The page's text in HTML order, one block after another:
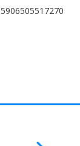
5906505517270